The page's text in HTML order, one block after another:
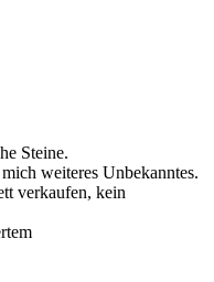
Steine.
weiteres Unbekanntes.
verkaufen, kein